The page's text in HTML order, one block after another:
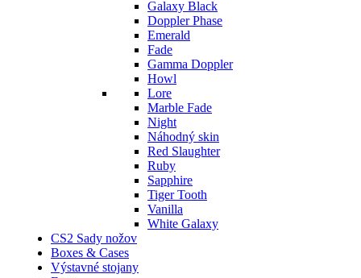
Galaxy Black
Doppler Phase
Emerald
Fade
Gamma Doppler
Howl
Lore
Marble Fade
Night
Náhodný skin
Red Slaughter
Ruby
Sapphire
Tiger Tooth
Vanilla
White Galaxy
CS2 Sady nožov
Boxes & Cases
Výstavné stojany